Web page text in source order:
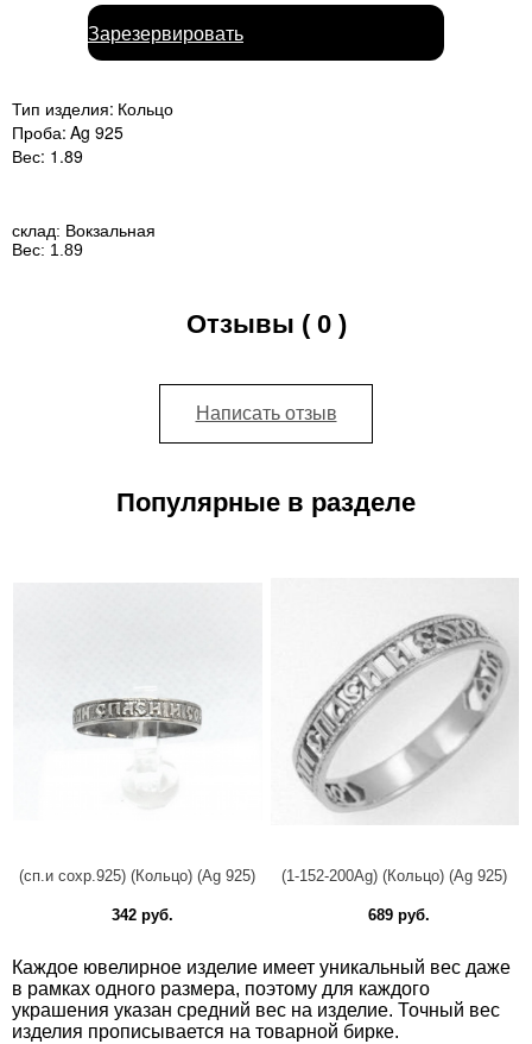
Зарезервировать
Тип изделия: Кольцо
Проба: Ag 925
Вес: 1.89
склад: Вокзальная
Вес: 1.89
Отзывы ( 0 )
Написать отзыв
Популярные в разделе
(сп.и сохр.925) (Кольцо) (Ag 925)
342 руб.
(1-152-200Ag) (Кольцо) (Ag 925)
689 руб.
Каждое ювелирное изделие имеет уникальный вес даже
в рамках одного размера, поэтому для каждого
украшения указан средний вес на изделие. Точный вес
изделия прописывается на товарной бирке.